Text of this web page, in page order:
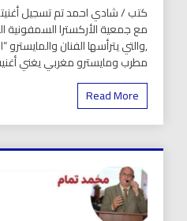
كتب / شادي احمد تم تسجيل
مع جمعية الأركسترا السمفونية
,والتي يترأسها الفنان
مطرب ومايسترو مغربي يغني
Read More